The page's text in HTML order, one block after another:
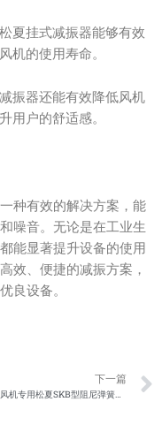
夏挂式减振器能够有效
机的使用寿命。
振器还能有效降低风机
用户的舒适感。
种有效的解决方案，能
噪音。无论是在工业生
能显著提升设备的使用
效、便捷的减振方案，
良设备。
下一篇
矿用离心风机专用松夏SKB型阻尼弹簧减震器